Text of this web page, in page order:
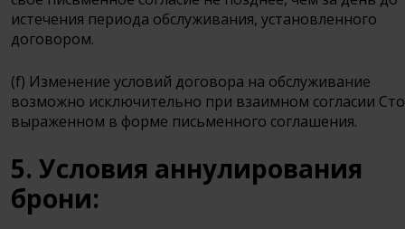
истечения периода обслуживания, установленного
договором.
(f) Изменение условий договора на обслуживание
возможно исключительно при взаимном согласии
выраженном в форме письменного соглашения.
5. Условия аннулирования
брони: